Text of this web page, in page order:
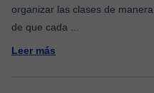
organizar las clases de
de que cada
Leer más